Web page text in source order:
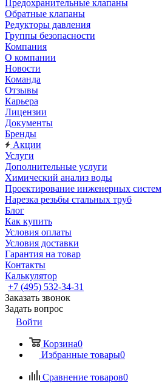
Предохранительные клапаны
Обратные клапаны
Редукторы давления
Группы безопасности
Компания
О компании
Новости
Команда
Отзывы
Карьера
Лицензии
Документы
Бренды
Акции
Услуги
Дополнительные услуги
Химический анализ воды
Проектирование инженерных систем
Нарезка резьбы стальных труб
Блог
Как купить
Условия оплаты
Условия доставки
Гарантия на товар
Контакты
Калькулятор
+7 (495) 532‑34‑31
Заказать звонок
Задать вопрос
Войти
Корзина0
Избранные товары0
Сравнение товаров0